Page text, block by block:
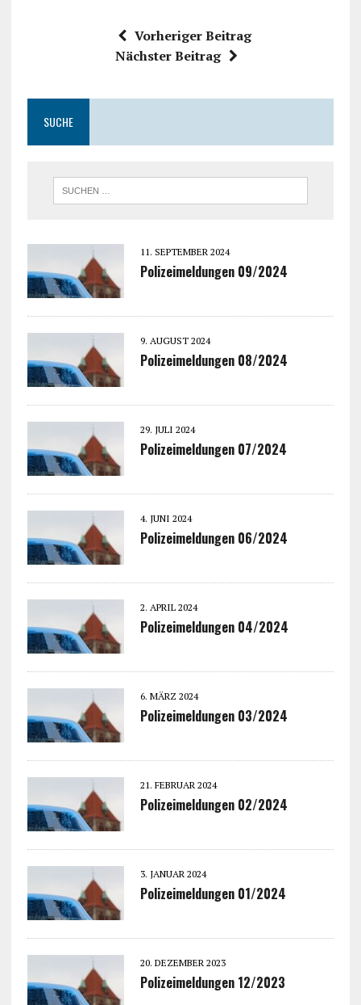
Vorheriger Beitrag
Nächster Beitrag
SUCHE
11. SEPTEMBER 2024
Polizeimeldungen 09/2024
9. AUGUST 2024
Polizeimeldungen 08/2024
29. JULI 2024
Polizeimeldungen 07/2024
4. JUNI 2024
Polizeimeldungen 06/2024
2. APRIL 2024
Polizeimeldungen 04/2024
6. MÄRZ 2024
Polizeimeldungen 03/2024
21. FEBRUAR 2024
Polizeimeldungen 02/2024
3. JANUAR 2024
Polizeimeldungen 01/2024
20. DEZEMBER 2023
Polizeimeldungen 12/2023